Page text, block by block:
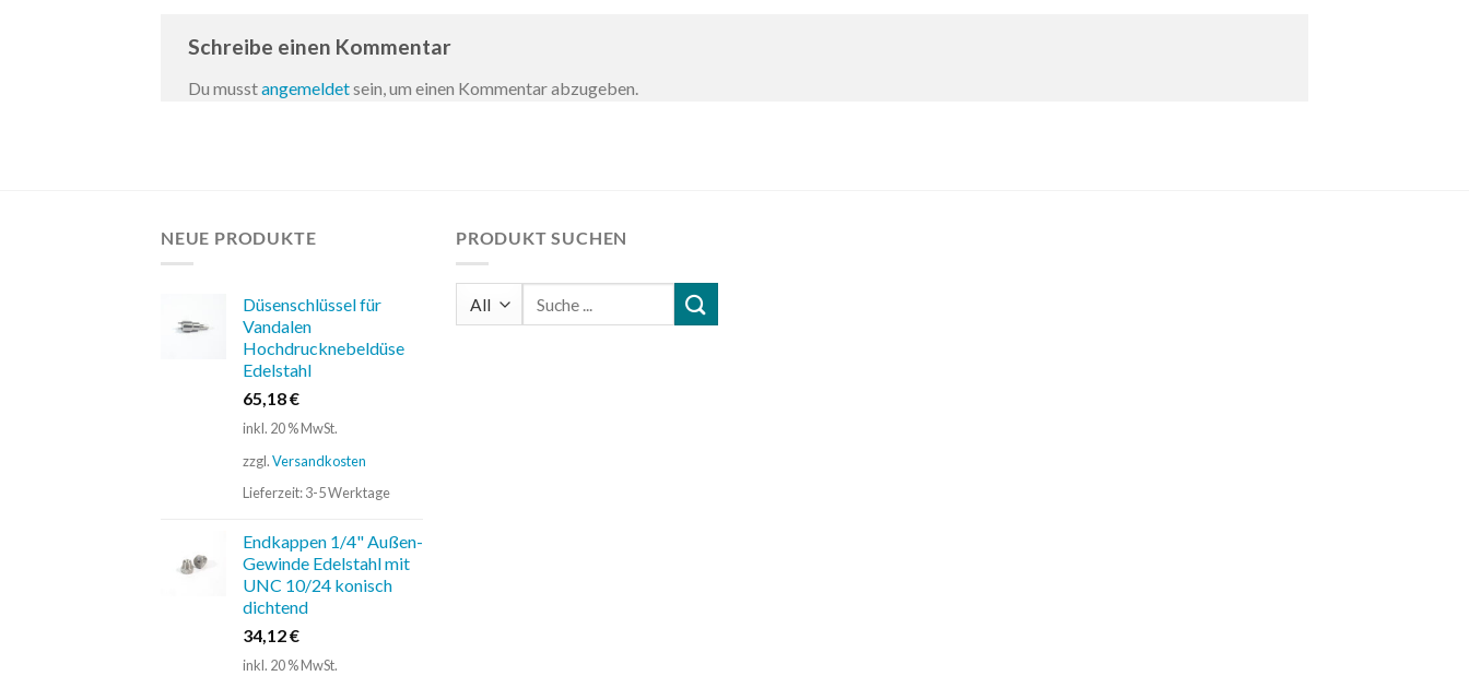
Schreibe einen Kommentar
Du musstangemeldetsein, um einen Kommentar abzugeben.
NEUE PRODUKTE
Düsenschlüssel für
Vandalen
Hochdrucknebeldüse
Edelstahl
65,18€
inkl. 20 % MwSt.
zzgl.Versandkosten
Lieferzeit:3-5 Werktage
Endkappen 1/4" Außen-
Gewinde Edelstahl mit
UNC 10/24 konisch
dichtend
34,12€
inkl. 20 % MwSt.
PRODUKT SUCHEN